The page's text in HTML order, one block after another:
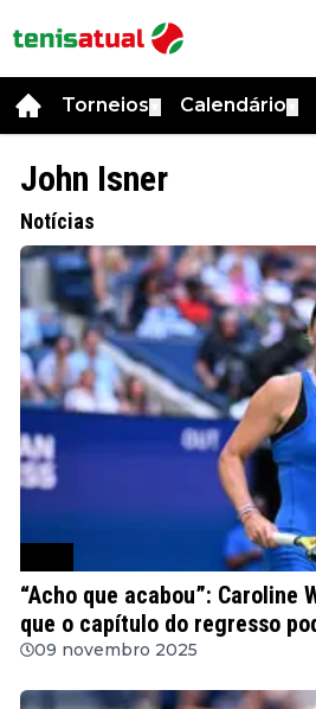
Torneios Calendário
John Isner
Notícias
“Acho que acabou”: Caroline
que o capítulo do regresso
09 novembro 2025